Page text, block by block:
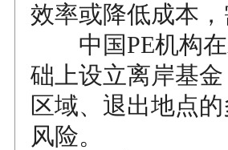
效率或降低成本
中国PE机构在
础上设立离岸基
区域、退出地点
风险。